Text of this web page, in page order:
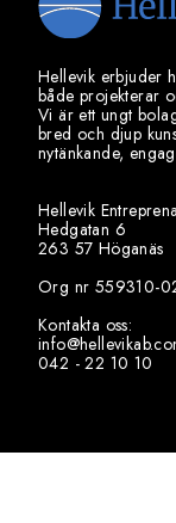
Hellevik erbjuder
både projekterar
Vi är ett ungt
bred och djup
nytänkande,
Hellevik
Hedgatan 6
263 57 Höganäs
Org nr 559310-
Kontakta oss:
042 - 22 10 10